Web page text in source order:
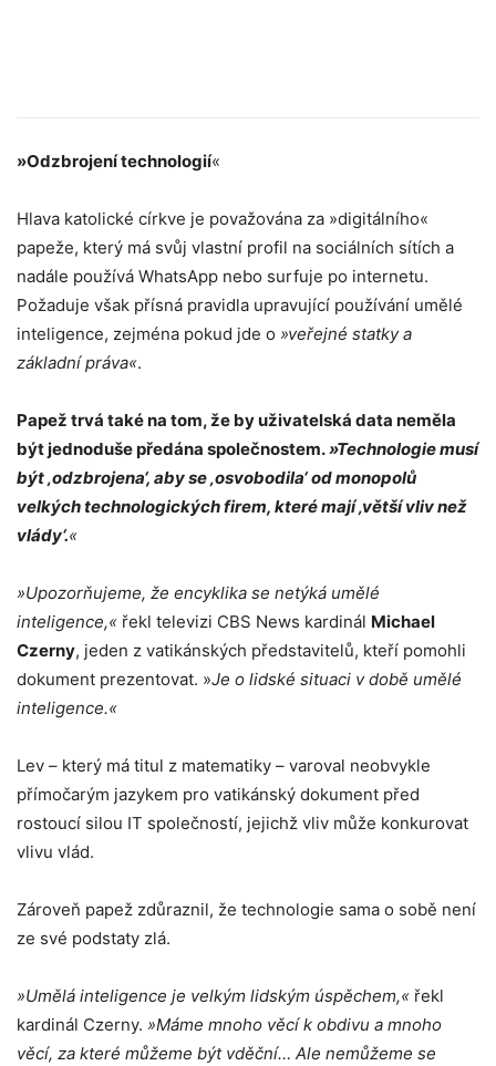
»Odzbrojení technologií«
Hlava katolické církve je považována za »digitálního«
papeže, který má svůj vlastní profil na sociálních sítích a
nadále používá WhatsApp nebo surfuje po internetu.
Požaduje však přísná pravidla upravující používání umělé
inteligence, zejména pokud jde o »veřejné statky a
základní práva«.
Papež trvá také na tom, že by uživatelská data neměla
být jednoduše předána společnostem.»Technologie musí
být ‚odzbrojena‘, aby se ‚osvobodila‘ od monopolů
velkých technologických firem, které mají ‚větší vliv než
vlády‘.«
»Upozorňujeme, že encyklika se netýká umělé
inteligence,« řekl televizi CBS News kardinál Michael
Czerny, jeden z vatikánských představitelů, kteří pomohli
dokument prezentovat. »Je o lidské situaci v době umělé
inteligence.«
Lev – který má titul z matematiky – varoval neobvykle
přímočarým jazykem pro vatikánský dokument před
rostoucí silou IT společností, jejichž vliv může konkurovat
vlivu vlád.
Zároveň papež zdůraznil, že technologie sama o sobě není
ze své podstaty zlá.
»Umělá inteligence je velkým lidským úspěchem,« řekl
kardinál Czerny. »Máme mnoho věcí k obdivu a mnoho
věcí, za které můžeme být vděční… Ale nemůžeme se